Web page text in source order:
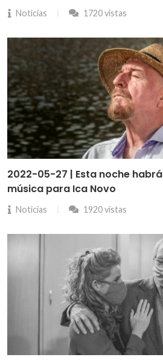
Noticias 1720 vistas
2022-05-27 | Esta noche
música para Ica Novo
Noticias 1920 vistas